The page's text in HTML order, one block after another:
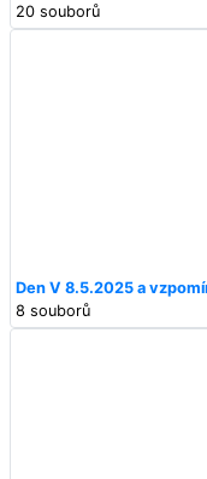
20 souborů
Den V 8.5.2025 a
8 souborů